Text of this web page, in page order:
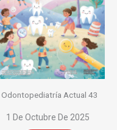
Odontopediatría Actual 43
1 De Octubre De 2025